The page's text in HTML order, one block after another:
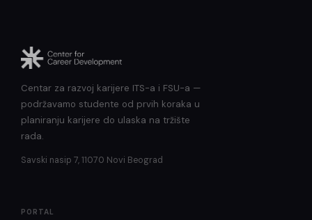
Centar za razvoj karijere ITS-a i FSU-a —
podržavamo studente od prvih koraka u
planiranju karijere do ulaska na tržište
rada.
Savski nasip 7, 11070 Novi Beograd
PORTAL